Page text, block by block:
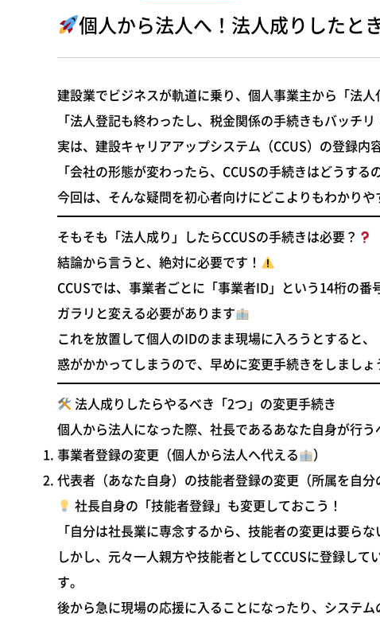
個人から法人へ！法人成りしたと
建設業でビジネスが軌道に乗り、個人事業主から「法
「法人登記も終わったし、税金関係の手続きもバッチ
実は、 建設キャリアアップシステム（CCUS）の登録
「会社の形態が変わったら、CCUSの手続きはどうす
今回は、そんな疑問を初心者向けにどこよりもわかりや
そもそも「法人成り」したらCCUSの手続きは必要？
結論から言うと、 絶対に必要です！
CCUSでは、事業者ごとに「事業者ID」という14桁の
ガラリと変える必要があります
これを放置して個人のIDのまま現場に入ろうとすると
惑がかかってしまうので、早めに変更手続きをしましょ
法人成りしたらやるべき「2つ」の変更手続き
個人から法人になった際、社長であるあなた自身が行
事業者登録の変更 （個人から法人へ代える
）
代表者（あなた自身）の技能者登録の変更 （所属を自
社長自身の「技能者登録」も変更しておこう！
「自分は社長業に専念するから、技能者の変更は要ら
しかし、元々一人親方や技能者としてCCUSに登録して
す。
後から急に現場の応援に入ることになったり、システ